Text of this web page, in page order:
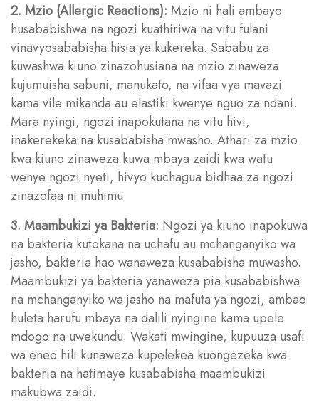
2. Mzio (Allergic Reactions): Mzio ni hali ambayo
husababishwa na ngozi kuathiriwa na vitu fulani
vinavyosababisha hisia ya kukereka. Sababu za
kuwashwa kiuno zinazohusiana na mzio zinaweza
kujumuisha sabuni, manukato, na vifaa vya mavazi
kama vile mikanda au elastiki kwenye nguo za ndani.
Mara nyingi, ngozi inapokutana na vitu hivi,
inakerekeka na kusababisha mwasho. Athari za mzio
kwa kiuno zinaweza kuwa mbaya zaidi kwa watu
wenye ngozi nyeti, hivyo kuchagua bidhaa za ngozi
zinazofaa ni muhimu.
3. Maambukizi ya Bakteria: Ngozi ya kiuno inapokuwa
na bakteria kutokana na uchafu au mchanganyiko wa
jasho, bakteria hao wanaweza kusababisha muwasho.
Maambukizi ya bakteria yanaweza pia kusababishwa
na mchanganyiko wa jasho na mafuta ya ngozi, ambao
huleta harufu mbaya na dalili nyingine kama upele
mdogo na uwekundu. Wakati mwingine, kupuuza usafi
wa eneo hili kunaweza kupelekea kuongezeka kwa
bakteria na hatimaye kusababisha maambukizi
makubwa zaidi.